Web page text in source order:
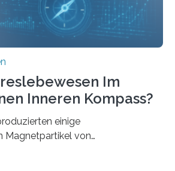
Im
Inneren Kompass?
einige
Magnetpartikel von
sind. Nun ist es einem